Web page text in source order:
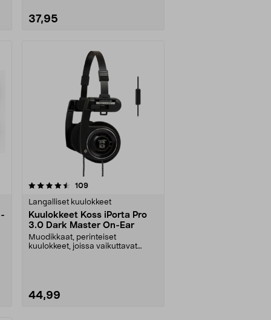
37,95
Katso Vaihtoehdot
109arvostelut
Langalliset kuulokkeet
Kuulokkeet Koss iPorta Pro
3.0 Dark Master On-Ear
Muodikkaat, perinteiset
kuulokkeet, joissa vaikuttavat
44,99